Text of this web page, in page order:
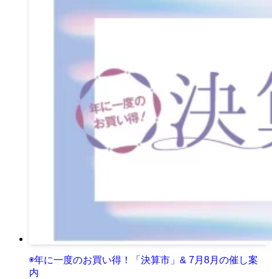
◉年に一度のお買い得！「決算市」& 7月8月の催し案
内